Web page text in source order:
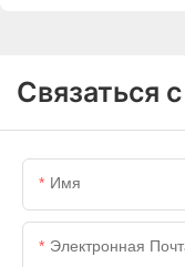
Связаться
Имя
Электронная